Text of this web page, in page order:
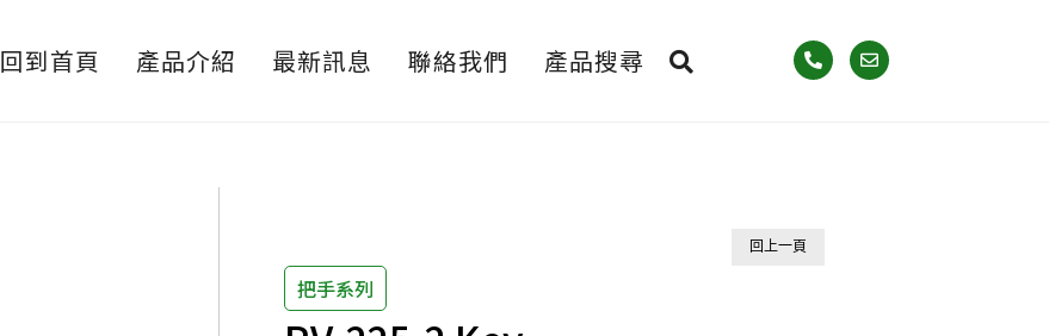
回到首頁 產品介紹 最新訊息 聯絡我們 產品搜尋
回上一頁
把手系列